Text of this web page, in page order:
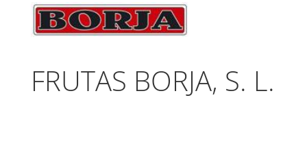
FRUTAS BORJA, S. L.